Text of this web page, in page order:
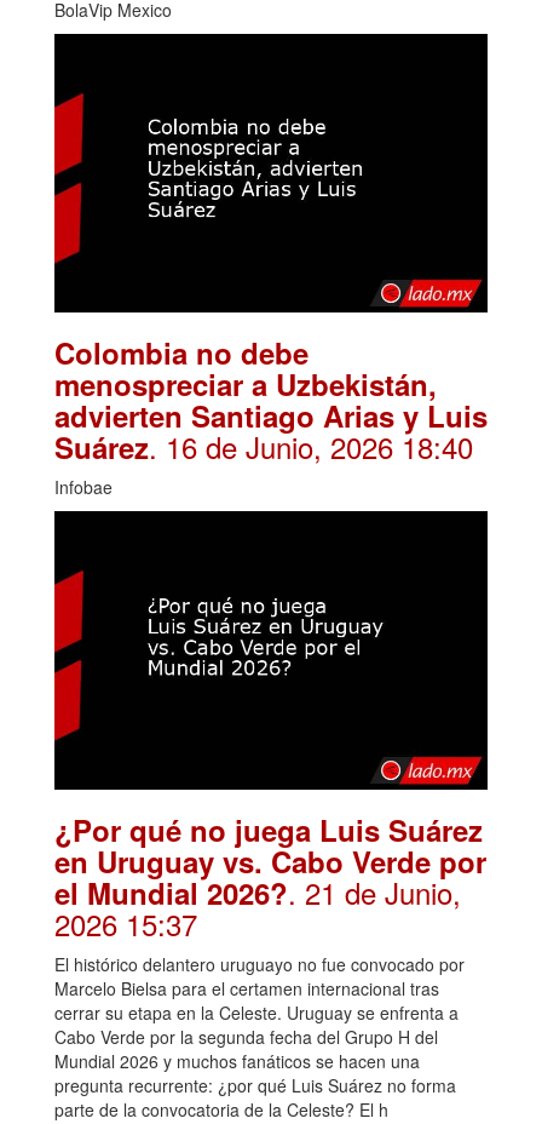
BolaVip Mexico
Colombia no debe
menospreciar a Uzbekistán,
advierten Santiago Arias y Luis
Suárez. 16 de Junio, 2026 18:40
Infobae
¿Por qué no juega Luis Suárez
en Uruguay vs. Cabo Verde por
el Mundial 2026?. 21 de Junio,
2026 15:37
El histórico delantero uruguayo no fue convocado por
Marcelo Bielsa para el certamen internacional tras
cerrar su etapa en la Celeste. Uruguay se enfrenta a
Cabo Verde por la segunda fecha del Grupo H del
Mundial 2026 y muchos fanáticos se hacen una
pregunta recurrente: ¿por qué Luis Suárez no forma
parte de la convocatoria de la Celeste? El h